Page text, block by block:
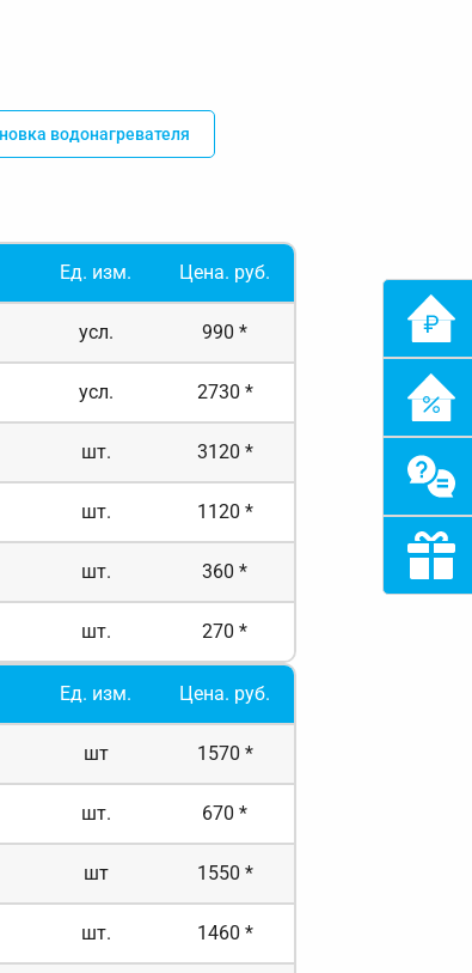
водонагревателя
Ед. изм. Цена. руб.
усл. 990 *
усл. 2730 *
шт. 3120 *
шт. 1120 *
шт. 360 *
шт. 270 *
Ед. изм. Цена. руб.
шт 1570 *
шт. 670 *
шт 1550 *
шт. 1460 *